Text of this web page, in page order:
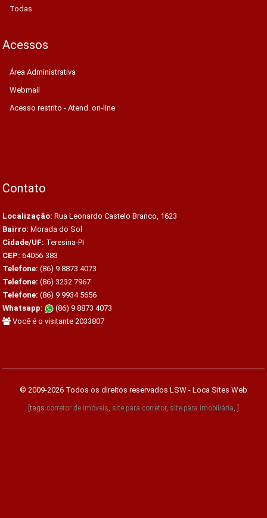
Todas
Acessos
Área Administrativa
Webmail
Acesso restrito - Atend. on-line
Contato
Localização: Rua Leonardo Castelo Branco, 1623
Bairro: Morada do Sol
Cidade/UF: Teresina-PI
CEP: 64056-383
Telefone: (86) 9 8873 4073
Telefone: (86) 3232 7967
Telefone: (86) 9 9934 5656
Whatsapp:
(86) 9 8873 4073
Você é o visitante 2033807
© 2009-2026 Todos os direitos reservados LSW - Loca Sites Web
[tags corretor de imóveis, site para corretor, site para imobiliária, ]